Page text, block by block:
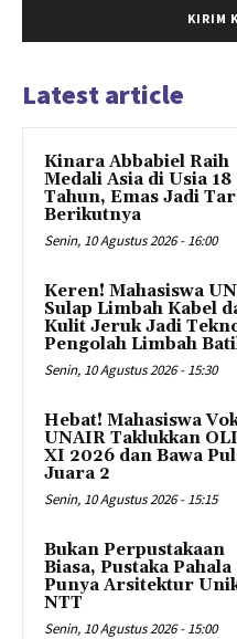
Latest article
Kinara Abbabiel Raih
Medali Asia di Usia 18
Tahun, Emas Jadi
Berikutnya
Senin, 10 Agustus 2026 - 16:00
Keren! Mahasiswa
Sulap Limbah Kabel
Kulit Jeruk Jadi
Pengolah Limbah
Senin, 10 Agustus 2026 - 15:30
Hebat! Mahasiswa
UNAIR Taklukkan
XI 2026 dan Bawa
Juara 2
Senin, 10 Agustus 2026 - 15:15
Bukan Perpustakaan
Biasa, Pustaka Pahala
Punya Arsitektur
NTT
Senin, 10 Agustus 2026 - 15:00